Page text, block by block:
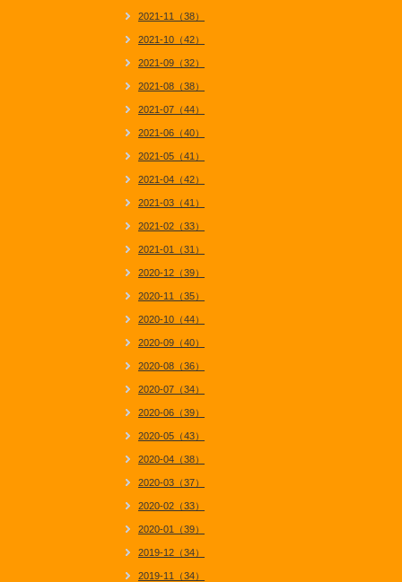
2021-11（38）
2021-10（42）
2021-09（32）
2021-08（38）
2021-07（44）
2021-06（40）
2021-05（41）
2021-04（42）
2021-03（41）
2021-02（33）
2021-01（31）
2020-12（39）
2020-11（35）
2020-10（44）
2020-09（40）
2020-08（36）
2020-07（34）
2020-06（39）
2020-05（43）
2020-04（38）
2020-03（37）
2020-02（33）
2020-01（39）
2019-12（34）
2019-11（34）